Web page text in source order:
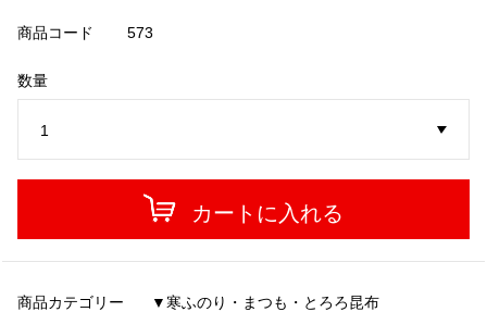
商品コード 573
数量
カートに入れる
商品カテゴリー ▼寒ふのり・まつも・とろろ昆布